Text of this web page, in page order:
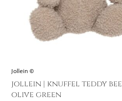
Jollein ©
jollein | knuffel teddy
olive green